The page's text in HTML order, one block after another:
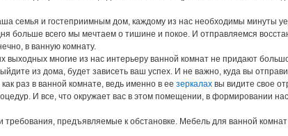
семья и гостеприимным дом, каждому из нас необходимы минуты
больше всего мы мечтаем о тишине и покое. И отправляемся
в ванную комнату.
выходных многие из нас интерьеру ванной комнат не придают
из дома, будет зависеть ваш успех. И не важно, куда вы
раз в ванной комнате, ведь именно в ее зеркалахвы видите свое
И все, что окружает вас в этом помещении, в формировании
предъявляемые к обстановке. Мебель для ванной